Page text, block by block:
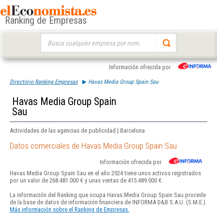
Ranking de Empresas
Información ofrecida por
Directorio Ranking Empresas Havas Media Group Spain Sau
Havas Media Group Spain
Sau
Actividades de las agencias de publicidad | Barcelona
Datos comerciales de Havas Media Group Spain Sau
Información ofrecida por
Havas Media Group Spain Sau en el año 2024 tiene unos activos registrados
por un valor de 268.481.000 € y unas ventas de 415.489.000 €.
La información del Ranking que ocupa Havas Media Group Spain Sau procede
de la base de datos de información financiera de INFORMA D&B S.A.U. (S.M.E.).
Más información sobre el Ranking de Empresas.